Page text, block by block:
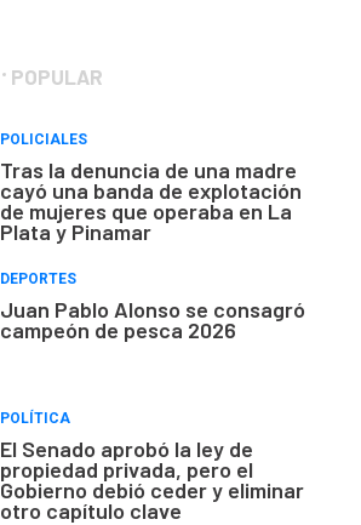
POPULAR
POLICIALES
Tras la denuncia de una madre
cayó una banda de explotación
de mujeres que operaba en La
Plata y Pinamar
DEPORTES
Juan Pablo Alonso se consagró
campeón de pesca 2026
POLÍTICA
El Senado aprobó la ley de
propiedad privada, pero el
Gobierno debió ceder y eliminar
otro capítulo clave